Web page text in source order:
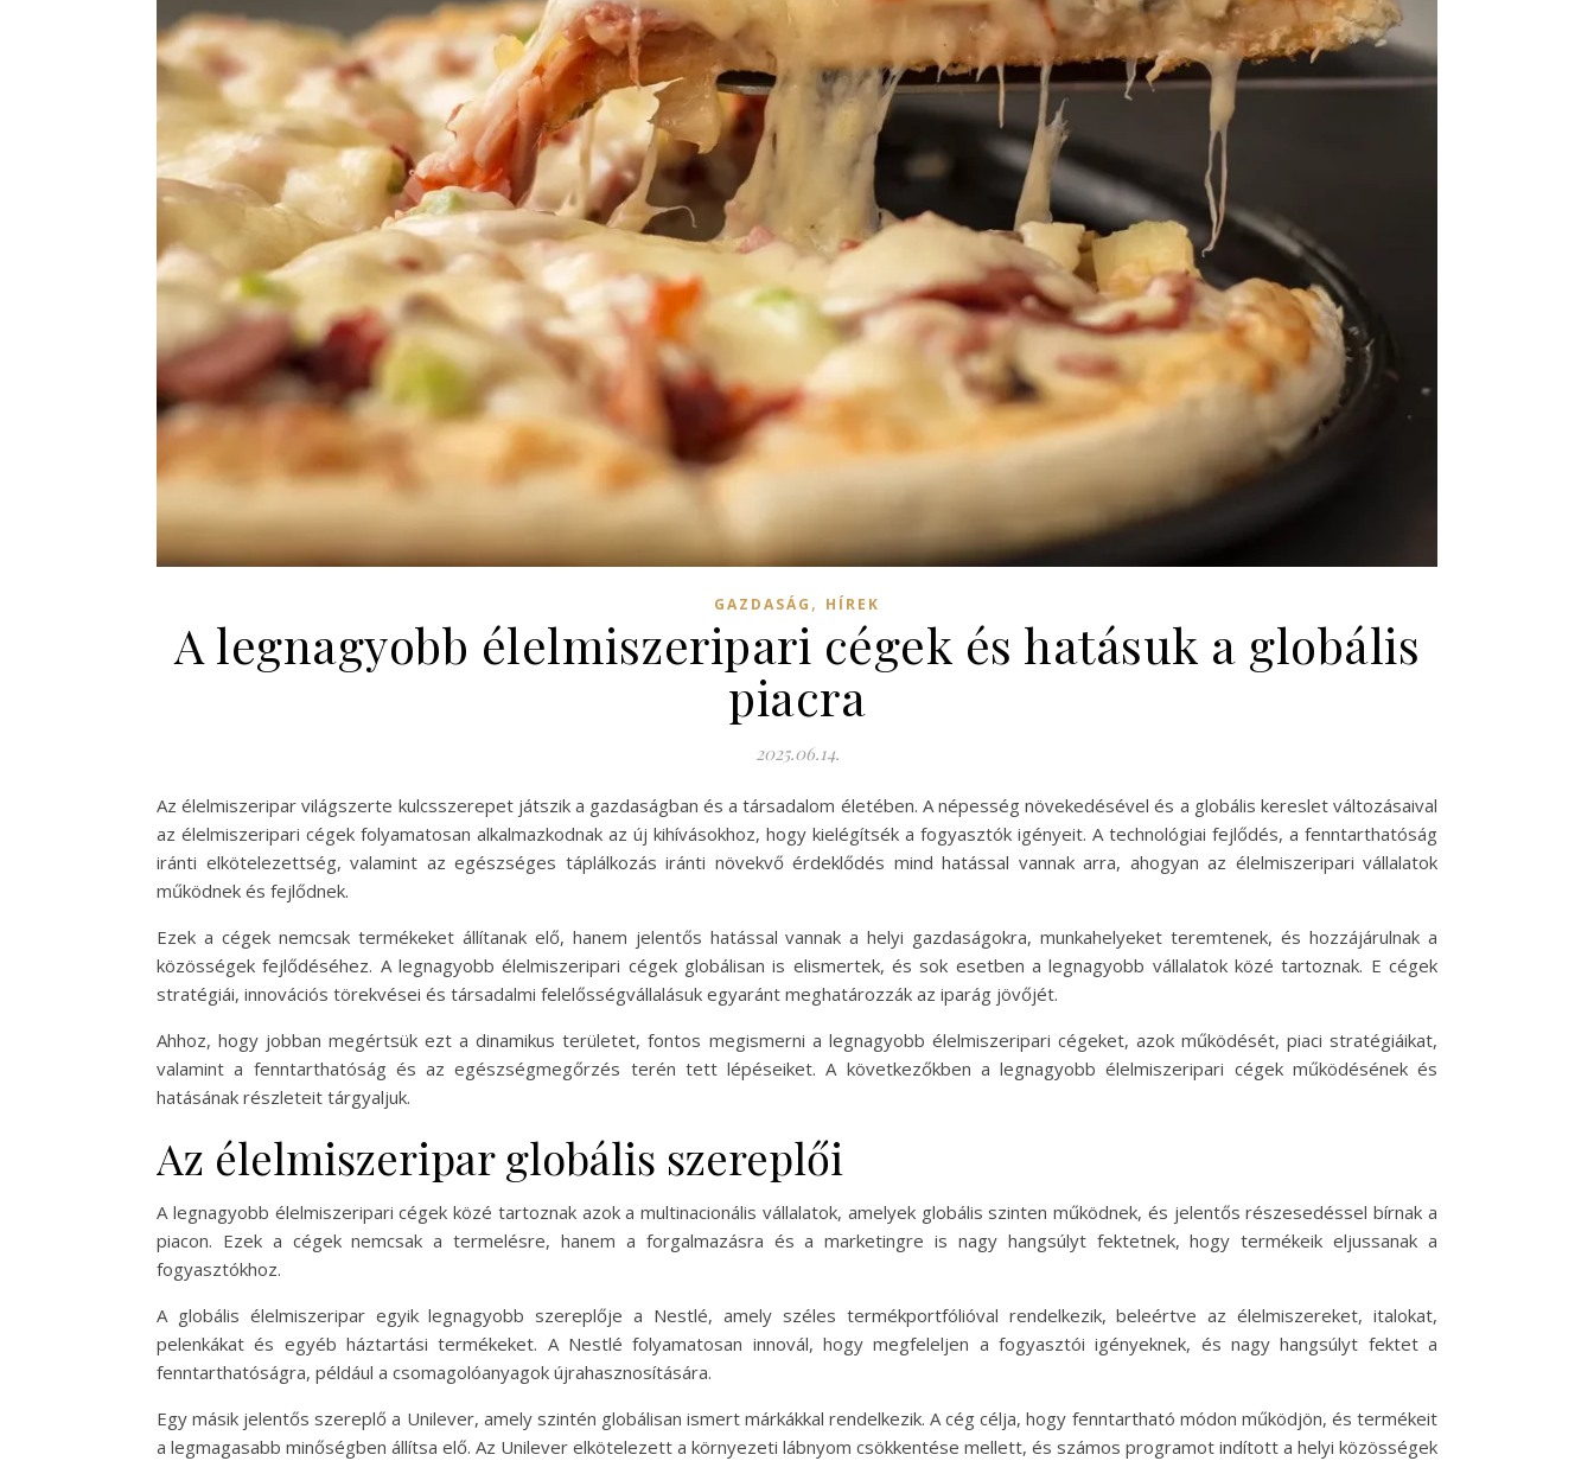
GAZDASÁG , HÍREK
A legnagyobb élelmiszeripari cégek és hatásuk a globális
piacra
2025.06.14.
Az élelmiszeripar világszerte kulcsszerepet játszik a gazdaságban és a társadalom életében. A népesség növekedésével és a globális kereslet változásaival
az élelmiszeripari cégek folyamatosan alkalmazkodnak az új kihívásokhoz, hogy kielégítsék a fogyasztók igényeit. A technológiai fejlődés, a fenntarthatóság
iránti elkötelezettség, valamint az egészséges táplálkozás iránti növekvő érdeklődés mind hatással vannak arra, ahogyan az élelmiszeripari vállalatok
működnek és fejlődnek.
Ezek a cégek nemcsak termékeket állítanak elő, hanem jelentős hatással vannak a helyi gazdaságokra, munkahelyeket teremtenek, és hozzájárulnak a
közösségek fejlődéséhez. A legnagyobb élelmiszeripari cégek globálisan is elismertek, és sok esetben a legnagyobb vállalatok közé tartoznak. E cégek
stratégiái, innovációs törekvései és társadalmi felelősségvállalásuk egyaránt meghatározzák az iparág jövőjét.
Ahhoz, hogy jobban megértsük ezt a dinamikus területet, fontos megismerni a legnagyobb élelmiszeripari cégeket, azok működését, piaci stratégiáikat,
valamint a fenntarthatóság és az egészségmegőrzés terén tett lépéseiket. A következőkben a legnagyobb élelmiszeripari cégek működésének és
hatásának részleteit tárgyaljuk.
Az élelmiszeripar globális szereplői
A legnagyobb élelmiszeripari cégek közé tartoznak azok a multinacionális vállalatok, amelyek globális szinten működnek, és jelentős részesedéssel bírnak a
piacon. Ezek a cégek nemcsak a termelésre, hanem a forgalmazásra és a marketingre is nagy hangsúlyt fektetnek, hogy termékeik eljussanak a
fogyasztókhoz.
A globális élelmiszeripar egyik legnagyobb szereplője a Nestlé, amely széles termékportfólióval rendelkezik, beleértve az élelmiszereket, italokat,
pelenkákat és egyéb háztartási termékeket. A Nestlé folyamatosan innovál, hogy megfeleljen a fogyasztói igényeknek, és nagy hangsúlyt fektet a
fenntarthatóságra, például a csomagolóanyagok újrahasznosítására.
Egy másik jelentős szereplő a Unilever, amely szintén globálisan ismert márkákkal rendelkezik. A cég célja, hogy fenntartható módon működjön, és termékeit
a legmagasabb minőségben állítsa elő. Az Unilever elkötelezett a környezeti lábnyom csökkentése mellett, és számos programot indított a helyi közösségek